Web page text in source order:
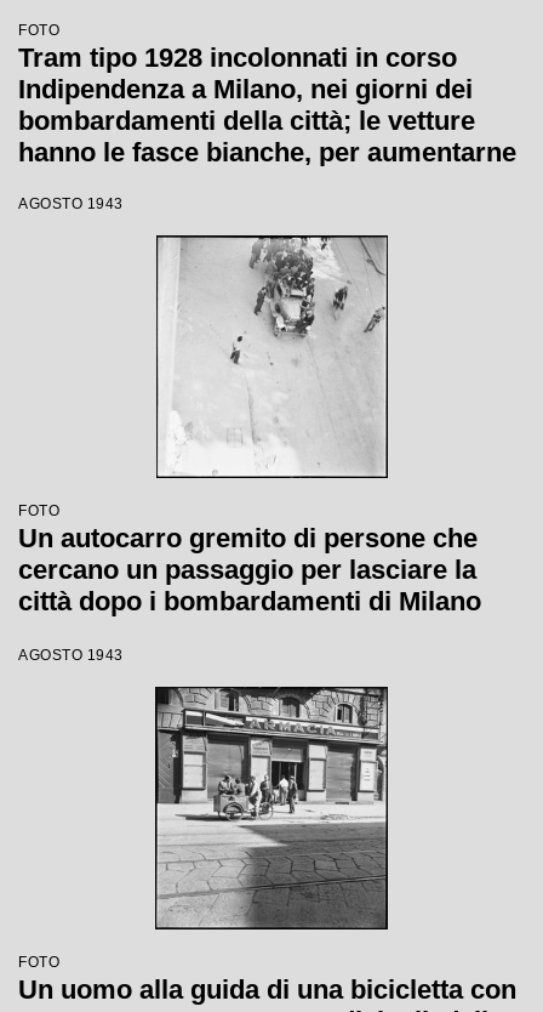
FOTO
Tram tipo 1928 incolonnati in corso
Indipendenza a Milano, nei giorni dei
bombardamenti della città; le vetture
hanno le fasce bianche, per aumentarne
vetri infranti riparati con fogli di
compensato
AGOSTO 1943
FOTO
Un autocarro gremito di persone che
cercano un passaggio per lasciare la
città dopo i bombardamenti di Milano
AGOSTO 1943
FOTO
Un uomo alla guida di una bicicletta con